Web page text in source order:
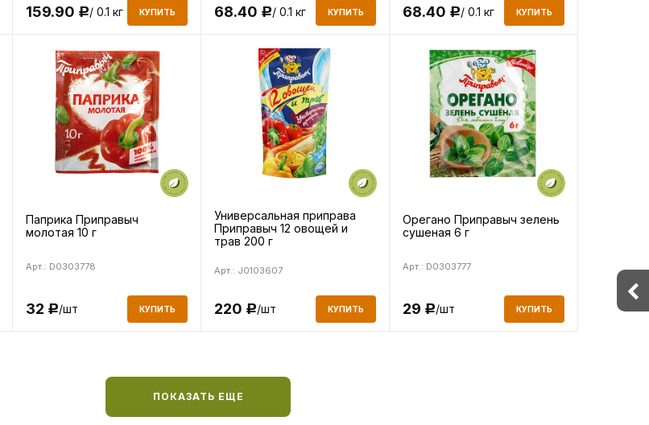
159.90 Р/ 0.1 кг КУПИТЬ 68.40 Р/ 0.1 кг КУПИТЬ 68.40 Р/ 0.1 кг КУПИТЬ
Паприка Приправыч
молотая 10 г
Арт.: D0303778
32 Р/шт КУПИТЬ
Универсальная приправа
Приправыч 12 овощей и
трав 200 г
Арт.: J0103607
220 Р/шт КУПИТЬ
Орегано Приправыч зелень
сушеная 6 г
Арт.: D0303777
29 Р/шт КУПИТЬ
ПОКАЗАТЬ ЕЩЕ